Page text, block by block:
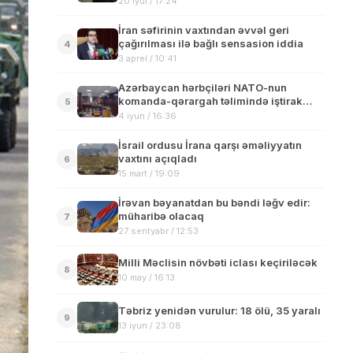
4
İran səfirinin vaxtından əvvəl geri
çağırılması ilə bağlı sensasion iddia
3 aprel / 10:41
5
Azərbaycan hərbçiləri NATO-nun
komanda-qərargah təlimində iştirak
edib
4 iyun / 16:36
6
İsrail ordusu İrana qarşı əməliyyatın
vaxtını açıqladı
15 mart / 19:09
7
İrəvan bəyanatdan bu bəndi ləğv edir:
müharibə olacaq
27 sentyabr / 12:53
8
Milli Məclisin növbəti iclası keçiriləcək
10 may / 16:13
9
Təbriz yenidən vurulur: 18 ölü, 35 yaralı
13 iyun / 23:08